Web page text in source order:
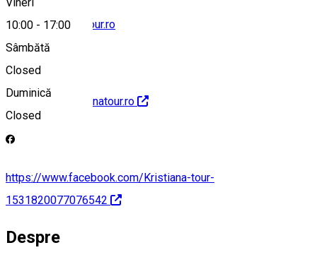
Vineri
10:00 - 17:00
Sâmbătă
Closed
Duminică
Closed
office@kristianatour.ro
http://www.kristianatour.ro
https://www.facebook.com/Kristiana-tour-
1531820077076542
Despre